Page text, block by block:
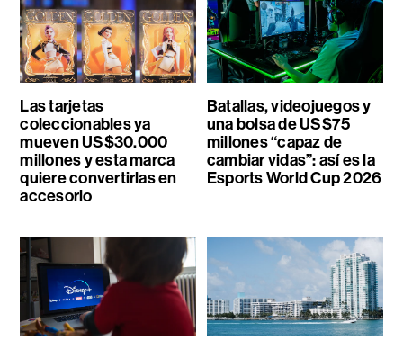
Las tarjetas
coleccionables ya
mueven US$30.000
millones y esta marca
quiere convertirlas en
accesorio
Batallas, videojuegos y
una bolsa de US$75
millones “capaz de
cambiar vidas”: así es la
Esports World Cup 2026